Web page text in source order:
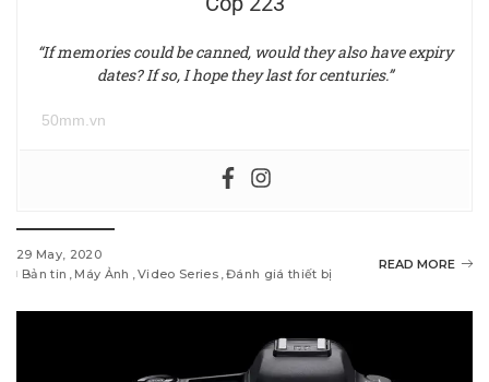
“If memories could be canned, would they also have expiry
dates? If so, I hope they last for centuries.”
50mm.vn
29 May, 2020
Bản tin
Máy Ảnh Video Series Đánh giá thiết bị
READ MORE